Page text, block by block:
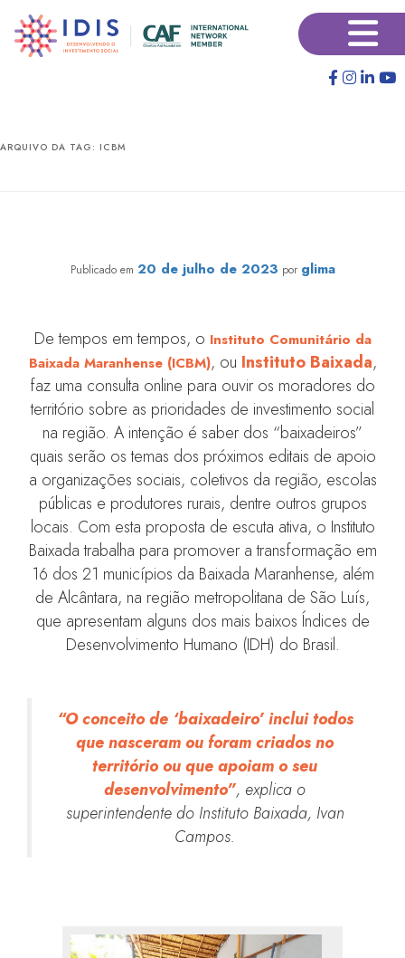
para
para
×
ARQUIVO DA TAG: ICBM
Publicado em 20 de julho de 2023 por glima
De tempos em tempos, o Instituto Comunitário da
Baixada Maranhense (ICBM), ou Instituto Baixada,
faz uma consulta online para ouvir os moradores do
território sobre as prioridades de investimento social
na região. A intenção é saber dos “baixadeiros”
quais serão os temas dos próximos editais de apoio
a organizações sociais, coletivos da região, escolas
públicas e produtores rurais, dentre outros grupos
locais. Com esta proposta de escuta ativa, o Instituto
Baixada trabalha para promover a transformação em
16 dos 21 municípios da Baixada Maranhense, além
de Alcântara, na região metropolitana de São Luís,
que apresentam alguns dos mais baixos Índices de
Desenvolvimento Humano (IDH) do Brasil.
“O conceito de ‘baixadeiro’ inclui todos
que nasceram ou foram criados no
território ou que apoiam o seu
desenvolvimento”, explica o
superintendente do Instituto Baixada, Ivan
Campos.